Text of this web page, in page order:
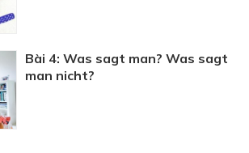
Bài 4: Was sagt man? Was sagt
man nicht?